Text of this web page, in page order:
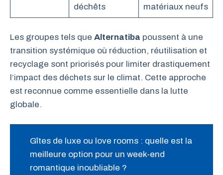
déchêts
matériaux neufs
Les groupes tels que Alternatiba poussent à une
transition systémique où réduction, réutilisation et
recyclage sont priorisés pour limiter drastiquement
l’impact des déchets sur le climat. Cette approche
est reconnue comme essentielle dans la lutte
globale.
Gîtes de luxe ou love rooms : quelle est la
meilleure option pour un week-end
romantique inoubliable ?